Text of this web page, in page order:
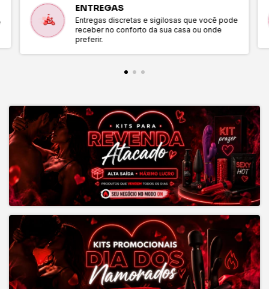
ENTREGAS
Entregas discretas e sigilosas que você pode
receber no conforto da sua casa ou onde
preferir.